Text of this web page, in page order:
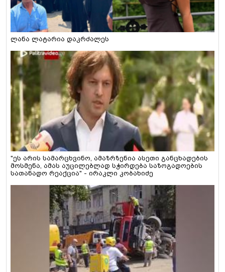
ლანა ლატარია დაკრძალეს
"ეს არის სამარცხვინო, ამაზრზენია ასეთი განცხადების
მოსმენა, ამას აუცილებლად სჭირდება საზოგადოების
სათანადო რეაქცია" - ირაკლი კობახიძე